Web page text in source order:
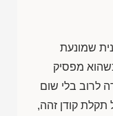
שמונעת
מפסיק
לרוב בלי שום
קודן זהה,